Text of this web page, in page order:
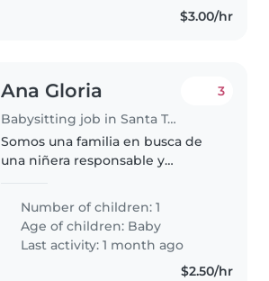
$3.00/hr
Ana Gloria
Babysitting job in Santa Tecla
3
Somos una familia en busca de
una niñera responsable y
bebé, que es muy energético,
juguetón y amigable.
Necesitamos a alguien cómodo/a
ayudando con..
Number of children: 1
Age of children: Baby
Last activity: 1 month ago
$2.50/hr